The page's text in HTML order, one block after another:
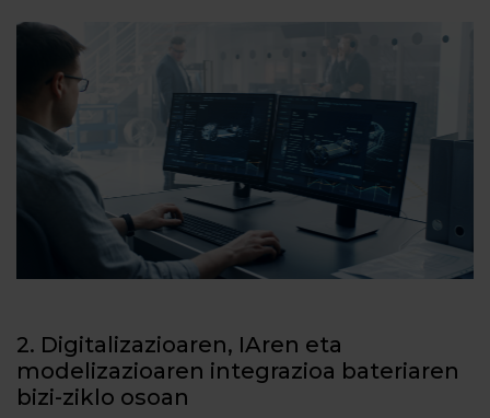
2. Digitalizazioaren, IAren eta
modelizazioaren integrazioa bateriaren
bizi-ziklo osoan